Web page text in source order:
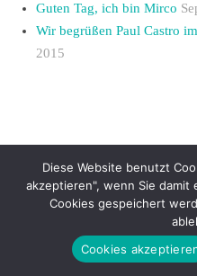
Guten Tag, ich bin Mirco
Wir begrüßen Paul Castro
2015
Ashe Theme by
Diese Website benutzt
akzeptieren", wenn Sie damit
Cookies gespeichert
Cookies